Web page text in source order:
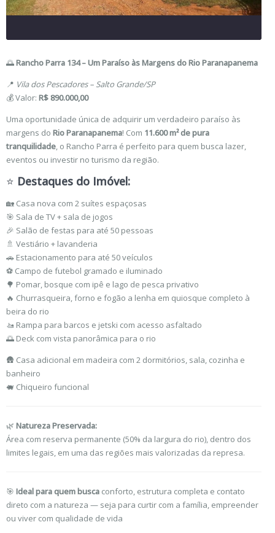
🌅Rancho Parra 134 – Um Paraíso às Margens do Rio Paranapanema
📍 Vila dos Pescadores – Salto Grande/SP
💰 Valor: R$ 890.000,00
Uma oportunidade única de adquirir um verdadeiro paraíso às
margens do Rio Paranapanema! Com 11.600 m² de pura
tranquilidade, o Rancho Parra é perfeito para quem busca lazer,
eventos ou investir no turismo da região.
⭐ Destaques do Imóvel:
🏡 Casa nova com 2 suítes espaçosas
🎯 Sala de TV + sala de jogos
🎉 Salão de festas para até 50 pessoas
🚿 Vestiário + lavanderia
🚗 Estacionamento para até 50 veículos
⚽ Campo de futebol gramado e iluminado
🌳 Pomar, bosque com ipê e lago de pesca privativo
🔥 Churrasqueira, forno e fogão a lenha em quiosque completo à
beira do rio
🚤 Rampa para barcos e jetski com acesso asfaltado
🌅 Deck com vista panorâmica para o rio
🛖 Casa adicional em madeira com 2 dormitórios, sala, cozinha e
banheiro
🐖 Chiqueiro funcional
🌿 Natureza Preservada:
Área com reserva permanente (50% da largura do rio), dentro dos
limites legais, em uma das regiões mais valorizadas da represa.
🎯 Ideal para quem busca conforto, estrutura completa e contato
direto com a natureza — seja para curtir com a família, empreender
ou viver com qualidade de vida